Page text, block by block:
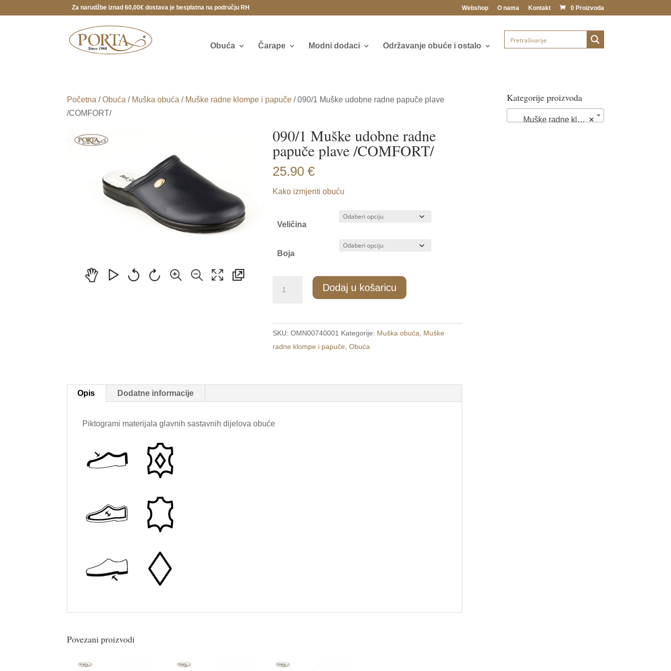
Za narudžbe iznad 60,00€ dostava je besplatna na području RH Webshop O nama Kontakt 0 Proizvoda
Obuća Čarape Modni dodaci Održavanje obuće i ostalo
Početna /Obuća / Muška obuća / Muške radne klompe i papuče / 090/1 Muške udobne radne papuče plave
/COMFORT/
090/1 Muške udobne radne
papuče plave /COMFORT/
25.90€
Kako izmjeriti obuću
Veličina
Boja
radne
papuče
plave
Dodaj u košaricu
SKU:OMN00740001 Kategorije: Muška obuća
Muške
radne klompe i papuče ,Obuća
Opis Dodatne informacije
Piktogrami materijala glavnih sastavnih dijelova obuće
Povezani proizvodi
Kategorije proizvoda
×
Muške radne klompe i papuče (28)